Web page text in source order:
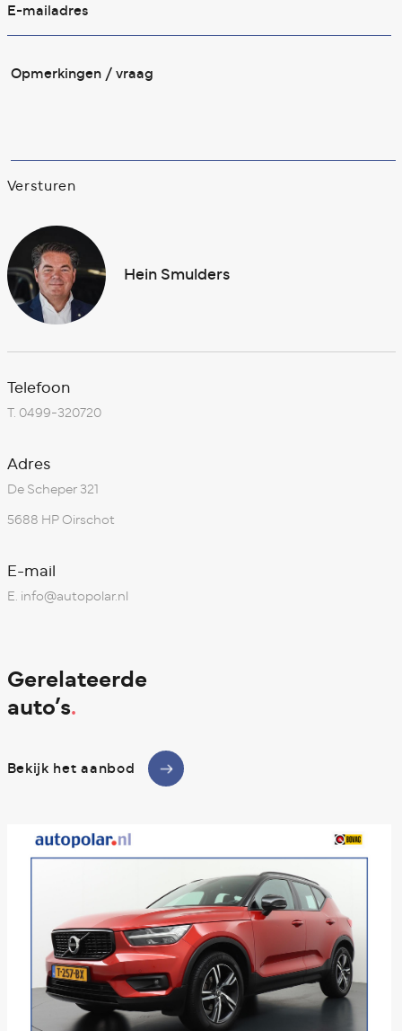
Versturen
Hein Smulders
Telefoon
T. 0499-320720
Adres
De Scheper 321
5688 HP Oirschot
E-mail
E. info@autopolar.nl
Gerelateerde
auto’s.
Bekijk het aanbod